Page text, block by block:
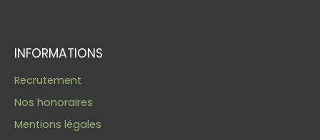
INFORMATIONS
Recrutement
Nos honoraires
Mentions légales